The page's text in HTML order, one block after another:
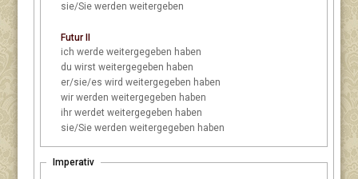
sie/Sie werden weitergeben
Futur II
ich werde weitergegeben haben
du wirst weitergegeben haben
er/sie/es wird weitergegeben haben
wir werden weitergegeben haben
ihr werdet weitergegeben haben
sie/Sie werden weitergegeben haben
Imperativ